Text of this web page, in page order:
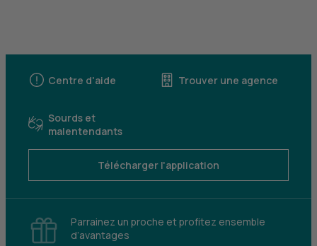
Centre d'aide Trouver une agence
Sourds et
malentendants
Télécharger l'application
Parrainez un proche et profitez ensemble
d’avantages